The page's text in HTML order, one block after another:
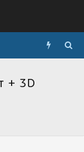
+ 3D